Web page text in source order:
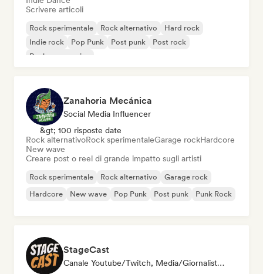
Scrivere articoli
Rock sperimentale Rock alternativo
Hard rock
Indie rock
Pop Punk Post punk
Post rock
Rock progressivo
Zanahoria Mecánica
Social Media Influencer
&gt; 100 risposte date
Rock alternativoRock sperimentaleGarage rockHardcore
New wave
Creare post o reel di grande impatto sugli artisti
Rock sperimentale Rock alternativo
Garage rock
Hardcore
New wave Pop Punk Post punk Punk Rock
StageCast
Canale Youtube/Twitch, Media/Giornalista, Mentore, Social Media Influencer, Esperto Del Suono